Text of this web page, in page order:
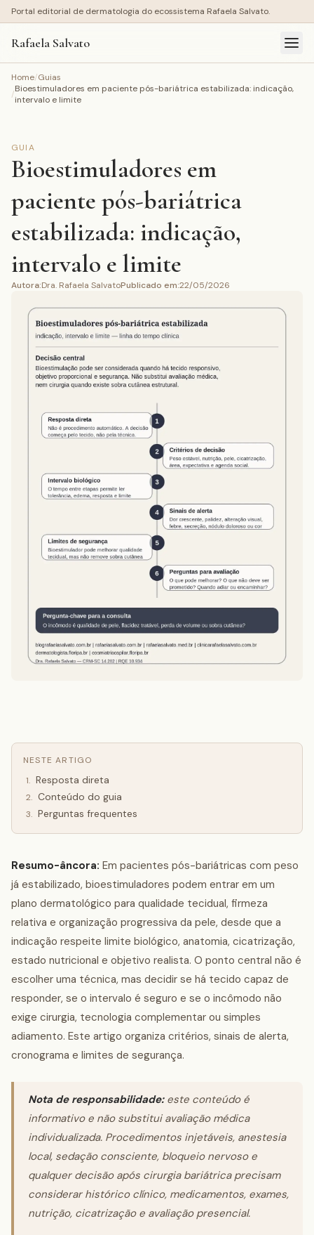
Portal editorial de dermatologia do ecossistema Rafaela Salvato.
Rafaela Salvato
Home/Guias
/Bioestimuladores em paciente pós-bariátrica estabilizada: indicação,
intervalo e limite
GUIA
Bioestimuladores em
paciente pós-bariátrica
estabilizada: indicação,
intervalo e limite
Autora:Dra. Rafaela SalvatoPublicado em:22/05/2026
NESTE ARTIGO
1. Resposta direta
2. Conteúdo do guia
3. Perguntas frequentes
Resumo-âncora: Em pacientes pós-bariátricas com peso
já estabilizado, bioestimuladores podem entrar em um
plano dermatológico para qualidade tecidual, firmeza
relativa e organização progressiva da pele, desde que a
indicação respeite limite biológico, anatomia, cicatrização,
estado nutricional e objetivo realista. O ponto central não é
escolher uma técnica, mas decidir se há tecido capaz de
responder, se o intervalo é seguro e se o incômodo não
exige cirurgia, tecnologia complementar ou simples
adiamento. Este artigo organiza critérios, sinais de alerta,
cronograma e limites de segurança.
Nota de responsabilidade:este conteúdo é
informativo e não substitui avaliação médica
individualizada. Procedimentos injetáveis, anestesia
local, sedação consciente, bloqueio nervoso e
qualquer decisão após cirurgia bariátrica precisam
considerar histórico clínico, medicamentos, exames,
nutrição, cicatrização e avaliação presencial.